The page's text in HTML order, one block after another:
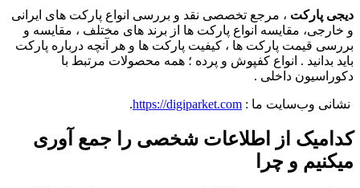
پارکت، مرجع تخصصی نقد و بررسی انواع پارکت های ایرانی
خارجی، مقایسه انواع پارکت ها از برند های مختلف ، مقایسه و
قیمت پارکت ها ، کیفیت پارکت ها و هر آنچه درباره پارکت
بدانید . انواع کفپوش و پرده ؛ همه محصولات مرتبط با
داخلی .
نشانی وب‌سایت ما : https://digiparket.com
.
از اطلاعات شخصی را جمع آوری
و چرا